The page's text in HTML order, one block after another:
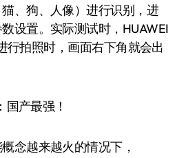
、狗、人像）进行识别，进
设置。实际测试时，HUAWEI
行拍照时，画面右下角就会出
越来越火的情况下，